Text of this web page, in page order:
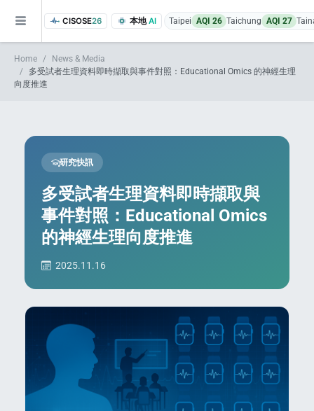
research findings, in addition to the course project website and
CISOSE26 本地AI Taipei AQI 26 Taichung AQI 27
Home
News & Media
多受試者生理資料即時擷取與事件對照：Educational Omics 的神經生理
向度推進
研究快訊
多受試者生理資料即時擷取與
事件對照：Educational Omics
的神經生理向度推進
2025.11.16